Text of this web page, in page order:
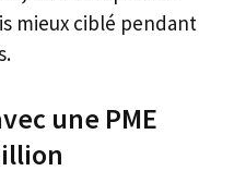
mieux ciblé pendant
une PME